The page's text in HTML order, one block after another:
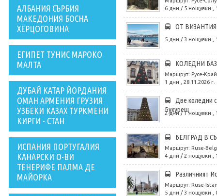
АЛБАНИЯ СЪРБИЯ
МАКЕДОНИЯ БОСНА
ХЕРЦОГОВИНА
ЕГИПЕТ ТУНИС МАРОКО
МАЛТА
ДУБАЙ КАТАР ЙОРДАНИЯ
ОМАН АРМЕНИЯ ГРУЗИЯ
УЗБЕКИ КАЗАХ ТУРКМЕНИ
КИРГИ - СТАН
ИСПАНИЯ ПОРТУГАЛИЯ
КАНАРСКИ О-ВИ
ТЕНЕРИФЕ ПАЛМА ДЕ
МАЙОРКА
6 дни / 5 нощувки ,
ОТ
5 дни / 3 нощувки ,
КОЛЕДНИ
Маршрут: Русе-
1 дни , 28.11.2026 г.
Две коледни
Букурещ
2 дни / 1 нощувки ,
БЕЛГРАД В
Маршрут: Ruse-
4 дни / 2 нощувки ,
Различният
Маршрут: Ruse-
5 дни / 3 нощувки ,